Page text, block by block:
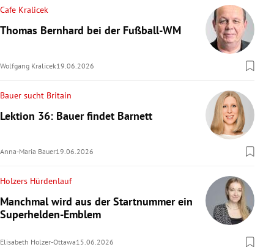
Cafe Kralicek
Thomas Bernhard bei der Fußball-WM
Wolfgang Kralicek19.06.2026
Bauer sucht Britain
Lektion 36: Bauer findet Barnett
Anna-Maria Bauer19.06.2026
Holzers Hürdenlauf
Manchmal wird aus der Startnummer ein
Superhelden-Emblem
Elisabeth Holzer-Ottawa15.06.2026